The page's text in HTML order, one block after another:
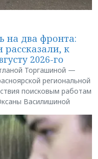
на два фронта:
рассказали, к
2026-го
Торгашиной —
региональной
поисковым работам
Василишиной